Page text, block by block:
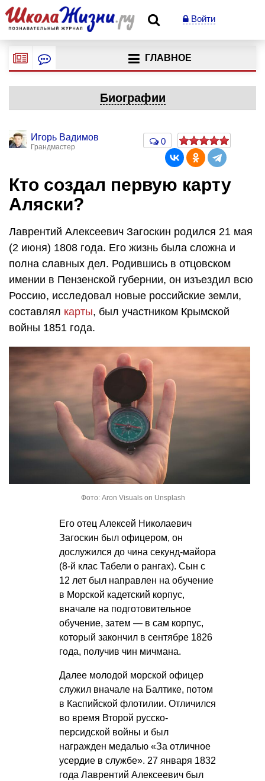
Войти
ГЛАВНОЕ
Биографии
Игорь Вадимов
Грандмастер
0
Кто создал первую карту
Аляски?
Лаврентий Алексеевич Загоскин родился 21 мая
(2 июня) 1808 года. Его жизнь была сложна и
полна славных дел. Родившись в отцовском
имении в Пензенской губернии, он изъездил всю
Россию, исследовал новые российские земли,
составлял карты, был участником Крымской
войны 1851 года.
Фото: Aron Visuals on Unsplash
Его отец Алексей Николаевич
Загоскин был офицером, он
дослужился до чина секунд-майора
(8-й клас Табели о рангах). Сын с
12 лет был направлен на обучение
в Морской кадетский корпус,
вначале на подготовительное
обучение, затем — в сам корпус,
который закончил в сентябре 1826
года, получив чин мичмана.
Далее молодой морской офицер
служил вначале на Балтике, потом
в Каспийской флотилии. Отличился
во время Второй русско-
персидской войны и был
награжден медалью «За отличное
усердие в службе». 27 января 1832
года Лаврентий Алексеевич был